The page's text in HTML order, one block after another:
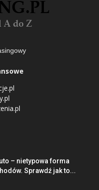
– nietypowa forma
Sprawdź jak to...